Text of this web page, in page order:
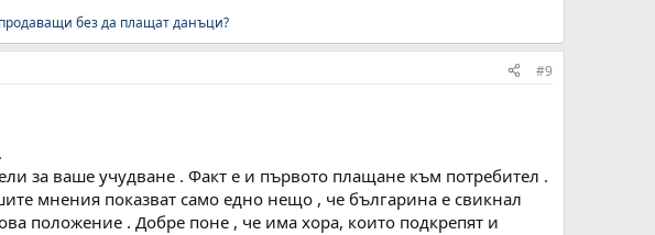
без да плащат данъци?
#9
за ваше учудване . Факт е и първото плащане към потребител .
мнения показват само едно нещо , че българина е свикнал
положение . Добре поне , че има хора, които подкрепят и